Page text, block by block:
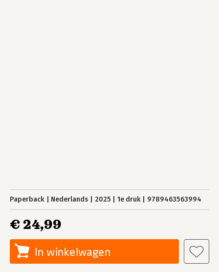
Paperback Nederlands 2025 1e druk 9789463563994
€ 24,99
In winkelwagen